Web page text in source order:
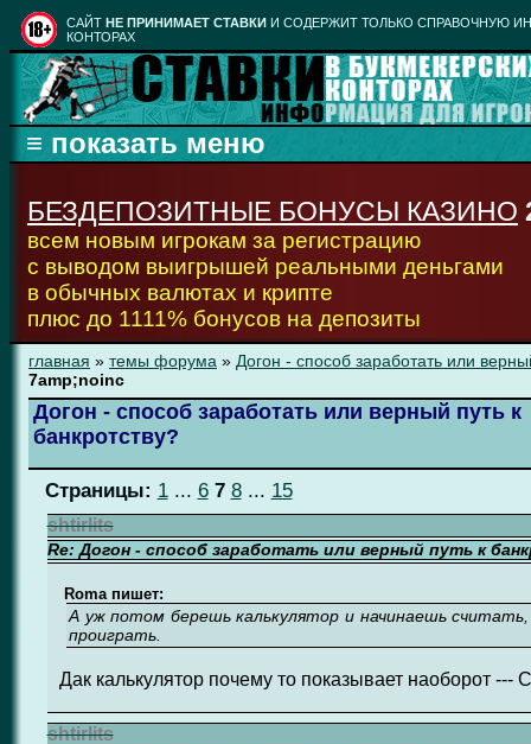
CАЙТ НЕ ПРИНИМАЕТ СТАВКИ И СОДЕРЖИТ ТОЛЬКО СПРАВОЧНУЮ
КОНТОРАХ
БЕЗДЕПОЗИТНЫЕ БОНУСЫ КАЗИНО
всем новым игрокам за регистрацию
с выводом выигрышей реальными деньгами
в обычных валютах и крипте
плюс до 1111% бонусов на депозиты
главная » темы форума » Догон - способ заработать или
7amp;noinc
Догон - способ заработать или верный путь к
банкротству?
Страницы: 1... 6 7 8... 15
shtirlits
Re: Догон - способ заработать или верный путь к
Roma пишет:
А уж потом берешь калькулятор и начинаешь
проиграть.
Дак калькулятор почему то показывает наоборот
shtirlits